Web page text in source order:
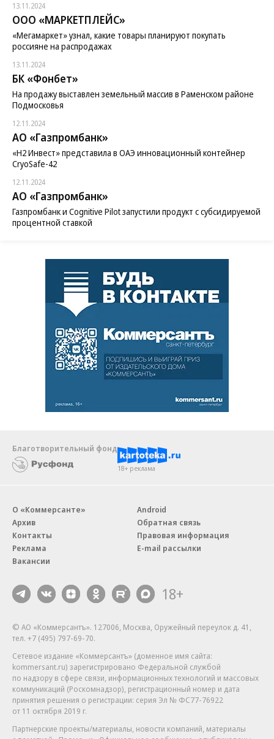
13.11.2024
ООО «МАРКЕТПЛЕЙС»
«Мегамаркет» узнал, какие товары планируют покупать
россияне на распродажах
13.11.2024
БК «Фонбет»
На продажу выставлен земельный массив в Раменском районе
Подмосковья
12.11.2024
АО «Газпромбанк»
«H2 Инвест» представила в ОАЭ инновационный контейнер
CryoSafe-42
12.11.2024
АО «Газпромбанк»
Газпромбанк и Cognitive Pilot запустили продукт с субсидируемой
процентной ставкой
Благотворительный фонд
18+ реклама
О «Коммерсанте»
Архив
Контакты
Реклама
Вакансии
Android
Обратная связь
Правовая информация
E-mail рассылки
18+
© АО «Коммерсантъ». 127006, Москва, Оружейный переулок д. 41,
тел. +7 (495) 797-69-70.
Сетевое издание «Коммерсантъ» (доменное имя сайта:
kommersant.ru) зарегистрировано Федеральной службой
по надзору в сфере связи, информационных технологий и массовых
коммуникаций (Роскомнадзор), регистрационный номер и дата
принятия решения о регистрации: серия Эл № ФС77-76922
от 11 октября 2019 г.
Партнерские проекты/материалы, новости компаний, материалы